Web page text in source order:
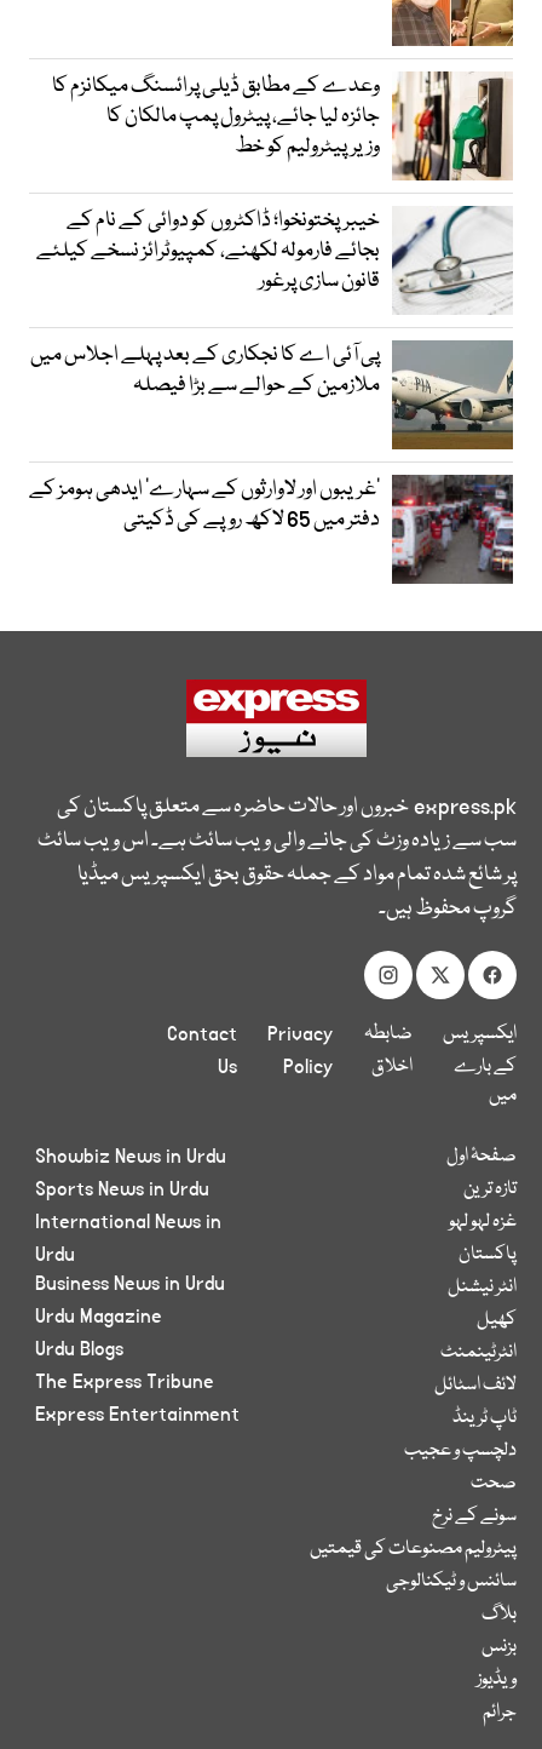
وعدے کے مطابق ڈیلی پرائسنگ میکانزم کا
جائزہ لیا جائے، پیٹرول پمپ مالکان کا
وزیرپیٹرولیم کو خط
خیبرپختونخوا؛ ڈاکٹروں کو دوائی کے نام کے
بجائے فارمولہ لکھنے، کمپیوٹرائز نسخے کیلئے
قانون سازی پرغور
پی آئی اے کا نجکاری کے بعد پہلے اجلاس میں
ملازمین کے حوالے سے بڑا فیصلہ
’غریبوں اور لاوارثوں کے سہارے‘ ایدھی ہومز کے
دفتر میں 65 لاکھ روپے کی ڈکیتی
express.pkخبروں اور حالات حاضرہ سے متعلق پاکستان کی
سب سے زیادہ وزٹ کی جانے والی ویب سائٹ ہے۔ اس ویب سائٹ
پر شائع شدہ تمام مواد کے جملہ حقوق بحق ایکسپریس میڈیا
گروپ محفوظ ہیں۔
ایکسپریس
کے بارے
میں
ضابطہ
اخلاق
Privacy
Policy
Contact
Us
صفحۂ اول
تازہ ترین
غزہ لہو لہو
پاکستان
انٹر نیشنل
کھیل
انٹرٹینمنٹ
لائف اسٹائل
ٹاپ ٹرینڈ
دلچسپ و عجیب
صحت
سونے کے نرخ
پیٹرولیم مصنوعات کی قیمتیں
سائنس و ٹیکنالوجی
بلاگ
بزنس
ویڈیوز
جرائم
Showbiz News in Urdu
Sports News in Urdu
International News in
Urdu
Business News in Urdu
Urdu Magazine
Urdu Blogs
The Express Tribune
Express Entertainment